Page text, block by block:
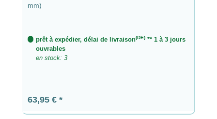
mm)
prêt à expédier, délai de livraison(DE)** 1 à 3 jours
ouvrables
en stock: 3
Prix régulier :
63,95 €